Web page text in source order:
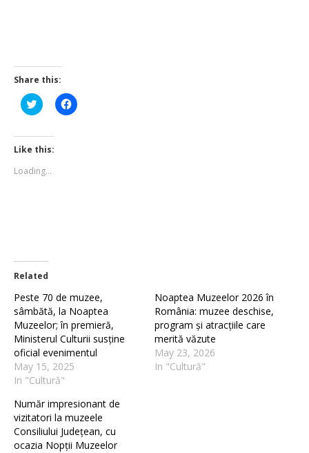
Share this:
Click
to
Twitter
(Opens
in
window)
Click
to
Like this:
Loading...
Related
Peste 70 de muzee,
sâmbătă, la Noaptea
Muzeelor; în premieră,
Ministerul Culturii susține
oficial evenimentul
May 15, 2025
In "Cultură"
Noaptea Muzeelor 2026 în
România: muzee deschise,
program și atracțiile care
merită văzute
May 23, 2026
In "Cultură"
Număr impresionant de
vizitatori la muzeele
Consiliului Județean, cu
ocazia Nopții Muzeelor